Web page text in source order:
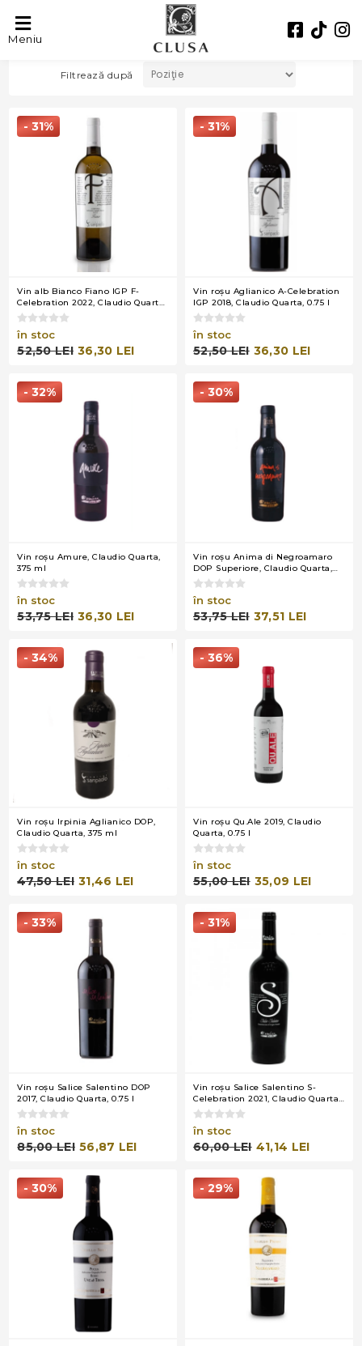
Meniu
CLAUDIO QUARTA
Filtrează după
- 31%
Vin alb Bianco Fiano IGP F-
Celebration 2022, Claudio Quarta,
0.75 l
în stoc
52,50 LEI 36,30 LEI
- 31%
Vin roşu Aglianico A-Celebration
IGP 2018, Claudio Quarta, 0.75 l
în stoc
52,50 LEI 36,30 LEI
- 32%
Vin roşu Amure, Claudio Quarta,
375 ml
în stoc
53,75 LEI 36,30 LEI
- 30%
Vin roşu Anima di Negroamaro
DOP Superiore, Claudio Quarta,
375 ml
în stoc
53,75 LEI 37,51 LEI
- 34%
Vin roşu Irpinia Aglianico DOP,
Claudio Quarta, 375 ml
în stoc
47,50 LEI 31,46 LEI
- 36%
Vin roşu Qu.Ale 2019, Claudio
Quarta, 0.75 l
în stoc
55,00 LEI 35,09 LEI
- 33%
Vin roşu Salice Salentino DOP
2017, Claudio Quarta, 0.75 l
în stoc
85,00 LEI 56,87 LEI
- 31%
Vin roşu Salice Salentino S-
Celebration 2021, Claudio Quarta,
0.75 l
în stoc
60,00 LEI 41,14 LEI
- 30% - 29%